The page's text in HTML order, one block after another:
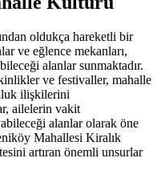
oldukça hareketli bir
ve eğlence mekanları,
alanlar sunmaktadır.
ve festivaller, mahalle
ilişkilerini
ailelerin vakit
alanlar olarak öne
Mahallesi Kiralık
artıran önemli unsurlar